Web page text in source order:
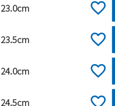
23.0cm
23.5cm
24.0cm
24.5cm